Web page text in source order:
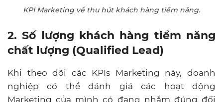
KPI Marketing về thu hút khách hàng tiềm năng.
2. Số lượng khách hàng tiềm năng
chất lượng (Qualified Lead)
Khi theo dõi các KPIs Marketing này, doanh
nghiệp có thể đánh giá các hoạt động
Marketing của mình có đang nhắm đúng đối